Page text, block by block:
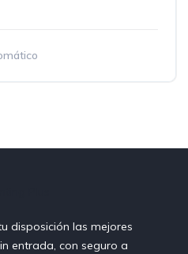
disposición las mejores
entrada, con seguro a